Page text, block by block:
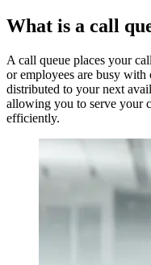
What is a call
A call queue places your
or employees are busy with
distributed to your next
allowing you to serve your
efficiently.